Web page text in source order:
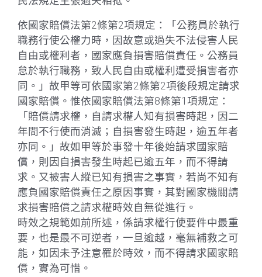
依國家賠償法第2條第2項規定：「公務員於執行
職務行使公權力時，因故意或過失不法侵害人民
自由或權利者，國家應負損害賠償責任。公務員
怠於執行職務，致人民自由或權利遭受損害者亦
同。」故甲等可依國家第2條第2項後段規定請求
國家賠償。惟依國家賠償法第8條第1項規定：
「賠償請求權，自請求權人知有損害時起，因二
年間不行使而消滅；自損害發生時起，逾五年者
亦同。」故如甲等於事發十年後始請求國家賠
償，則因自損害發生時起已逾五年，而不得請
求。又被害人縱已知有損害之事實，若尚不知有
應負國家賠償責任之原因事實，其對國家機關請
求損害賠償之請求權時效自無從進行。
時效之規範如前所述，係請求權行使要件中最重
要，也是最不可逆者，一旦逾越，毫無補救之可
能，如因未予注意罹於時效，而不得請求國家賠
償，實為可惜。